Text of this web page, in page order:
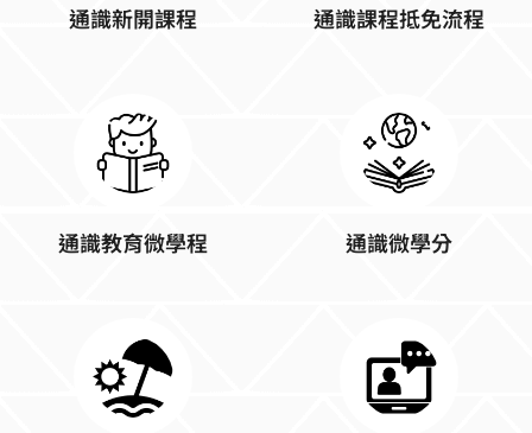
通識新開課程 通識課程抵免流程
通識教育微學程 通識微學分